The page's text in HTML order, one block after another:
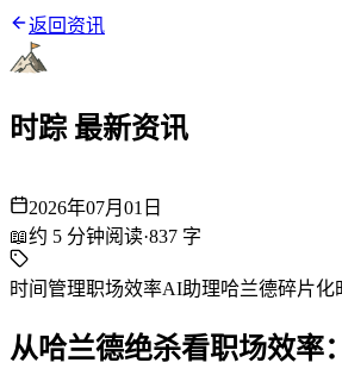
返回资讯
时踪 最新资讯
2026年07月01日
📖约 5 分钟阅读·837 字
时间管理职场效率AI助理哈兰德碎片化
从哈兰德绝杀看职场效率